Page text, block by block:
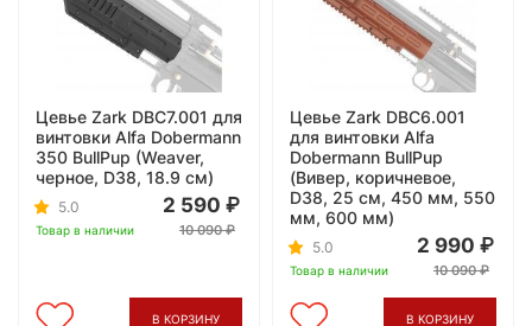
Цевье Zark DBC7.001 для
винтовки Alfa Dobermann
350 BullPup (Weaver,
черное, D38, 18.9 см)
5.0
Товар в наличии
2 590
10 090
В КОРЗИНУ
Цевье Zark DBC6.001
для винтовки Alfa
Dobermann BullPup
(Вивер, коричневое,
D38, 25 см, 450 мм, 550
мм, 600 мм)
5.0
Товар в наличии
2 990
10 090
В КОРЗИНУ